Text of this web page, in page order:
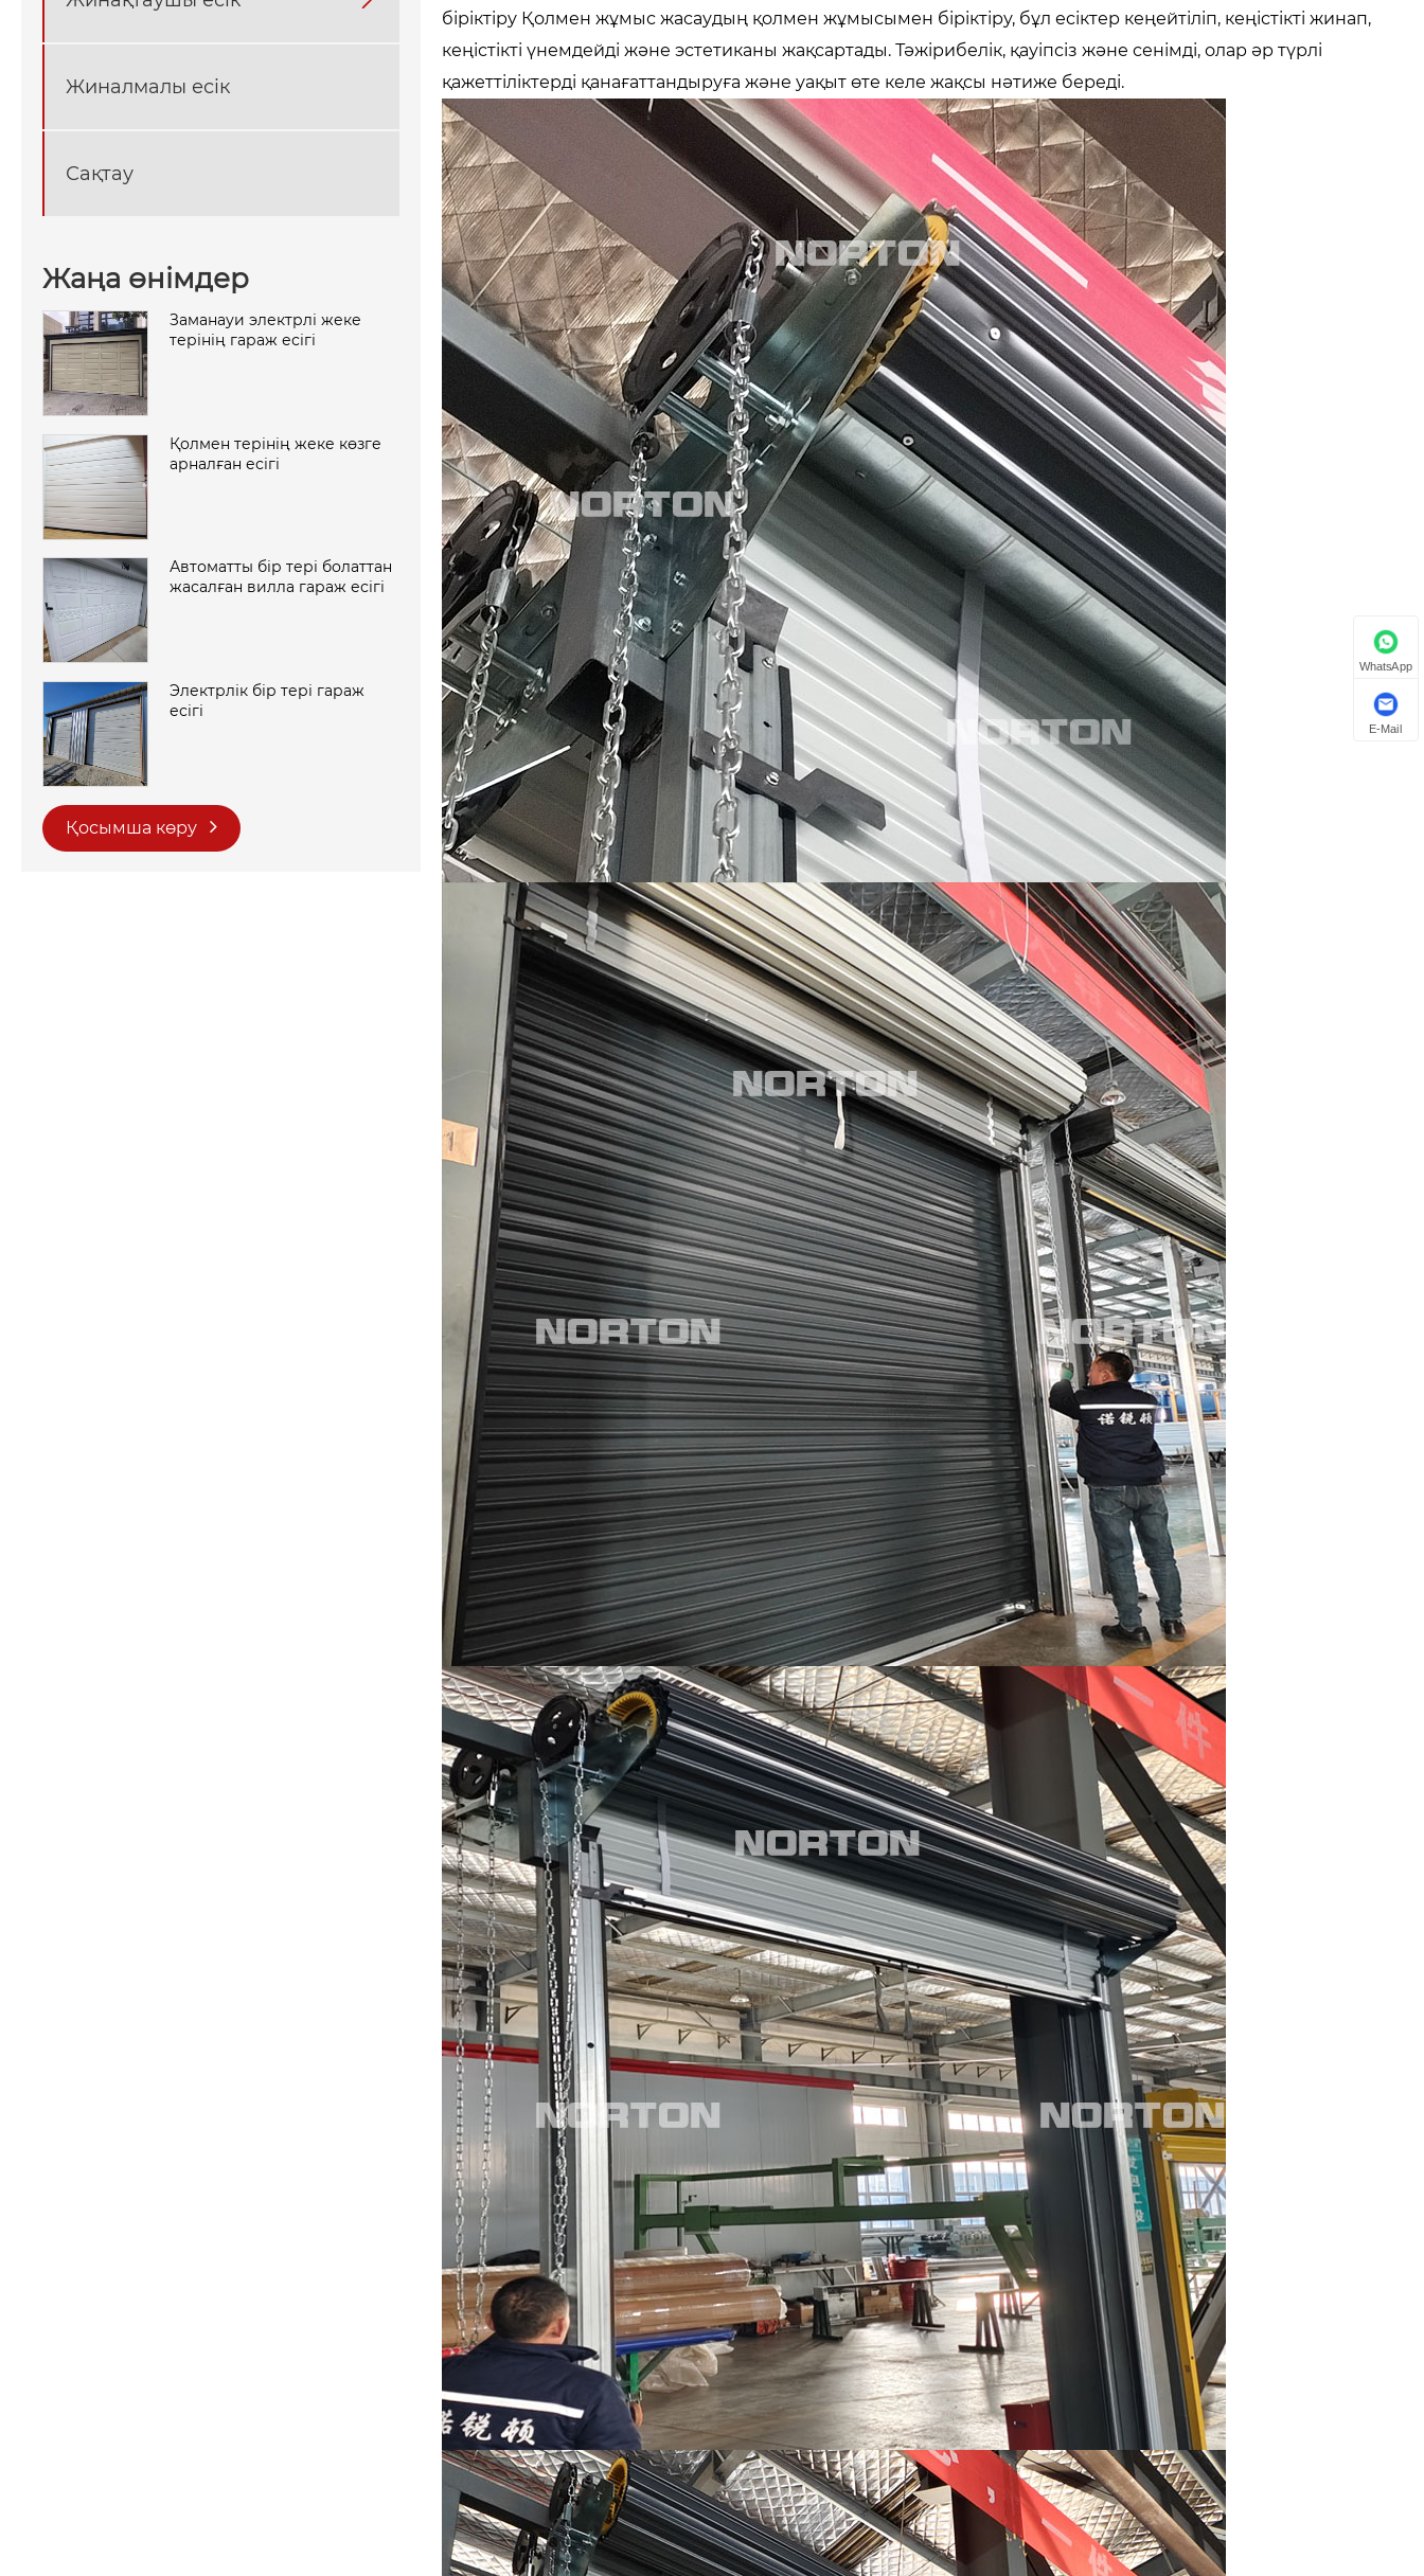
Жиналмалы есік
Сақтау
Жаңа өнімдер
Заманауи электрлі жеке
терінің гараж есігі
Қолмен терінің жеке көзге
арналған есігі
Автоматты бір тері болаттан
жасалған вилла гараж есігі
Электрлік бір тері гараж
есігі
Қосымша көру
біріктіру Қолмен жұмыс жасаудың қолмен жұмысымен біріктіру, бұл есіктер кеңейтіліп, кеңістікті жинап,
кеңістікті үнемдейді және эстетиканы жақсартады. Тәжірибелік, қауіпсіз және сенімді, олар әр түрлі
қажеттіліктерді қанағаттандыруға және уақыт өте келе жақсы нәтиже береді.
WhatsApp
E-Mail